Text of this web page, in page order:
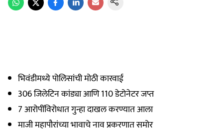
भिवंडीमध्ये पोलिसांची मोठी कारवाई
306 जिलेटिन कांड्या आणि 110 डेटोनेटर जप्त
7 आरोपींविरोधात गुन्हा दाखल करण्यात आला
माजी महापौरांच्या भावाचे नाव प्रकरणात समोर